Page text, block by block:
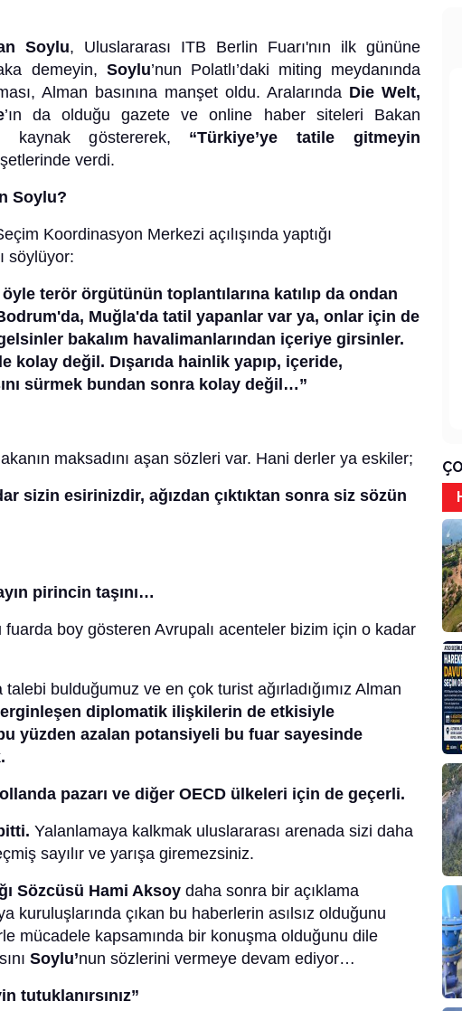
Soylu, Uluslararası ITB Berlin Fuarı'nın ilk gününe
demeyin, Soylu’nun Polatlı’daki miting meydanında
Alman basınına manşet oldu. Aralarında Die Welt,
’ın da olduğu gazete ve online haber siteleri Bakan
kaynak göstererek, “Türkiye’ye tatile gitmeyin
verdi.
Soylu?
Koordinasyon Merkezi açılışında yaptığı
söylüyor:
terör örgütünün toplantılarına katılıp da ondan
Muğla'da tatil yapanlar var ya, onlar için de
bakalım havalimanlarından içeriye girsinler.
kolay değil. Dışarıda hainlik yapıp, içeride,
sürmek bundan sonra kolay değil…”
maksadını aşan sözleri var. Hani derler ya eskiler;
sizin esirinizdir, ağızdan çıktıktan sonra siz sözün
pirincin taşını…
fuarda boy gösteren Avrupalı acenteler bizim için o kadar
bulduğumuz ve en çok turist ağırladığımız Alman
diplomatik ilişkilerin de etkisiyle
yüzden azalan potansiyeli bu fuar sayesinde
pazarı ve diğer OECD ülkeleri için de geçerli.
Yalanlamaya kalkmak uluslararası arenada sizi daha
sayılır ve yarışa giremezsiniz.
Sözcüsü Hami Aksoy daha sonra bir açıklama
kuruluşlarında çıkan bu haberlerin asılsız olduğunu
mücadele kapsamında bir konuşma olduğunu dile
Soylu’nun sözlerini vermeye devam ediyor…
tutuklanırsınız”